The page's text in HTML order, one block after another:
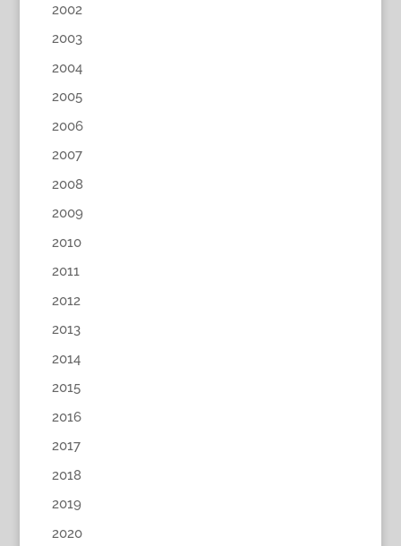
2002
2003
2004
2005
2006
2007
2008
2009
2010
2011
2012
2013
2014
2015
2016
2017
2018
2019
2020